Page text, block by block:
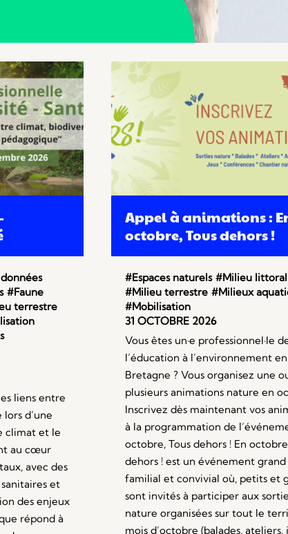
#Faune
terrestre
liens entre
d’une
climat et le
au cœur
avec des
et
des enjeux
répond à
Appel à animations :
octobre, Tous dehors !
#Espaces naturels #Milieu littoral
#Milieu terrestre #Milieux
#Mobilisation
31 OCTOBRE 2026
Vous êtes un·e professionnel·le
l’éducation à l’environnement en
Bretagne ? Vous organisez une
plusieurs animations nature en
Inscrivez dès maintenant vos
à la programmation de
octobre, Tous dehors ! En
dehors ! est un événement
familial et convivial où, petits et
sont invités à participer aux
nature organisées sur tout le
mois d’octobre (balades, ateliers,